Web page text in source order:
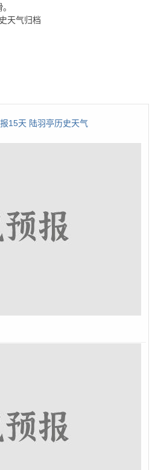
天气归档
15天 陆羽亭历史天气